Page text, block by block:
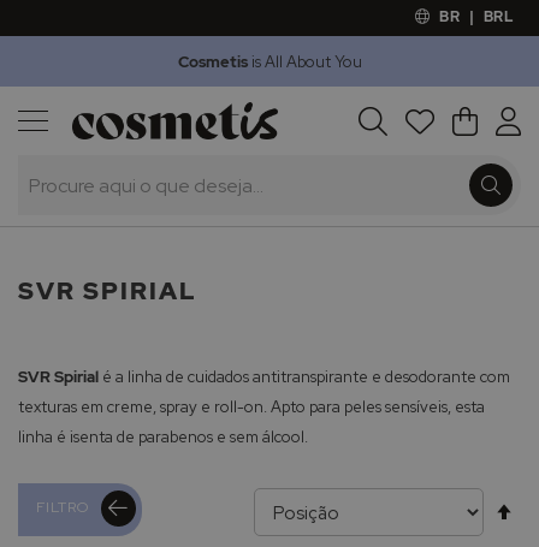
BR | BRL
Cosmetisis All About You
Procura O Meu
Outlet
SVR SPIRIAL
SVR Spirial é a linha de cuidados antitranspirante e desodorante com
texturas em creme, spray e roll-on. Apto para peles sensíveis, esta
linha é isenta de parabenos e sem álcool.
FILTRO